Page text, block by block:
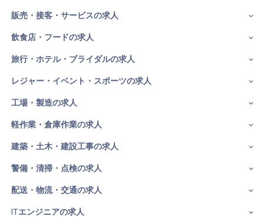
販売・接客・サービスの求人
飲食店・フードの求人
旅行・ホテル・ブライダルの求人
レジャー・イベント・スポーツの求人
工場・製造の求人
軽作業・倉庫作業の求人
建築・土木・建設工事の求人
警備・清掃・点検の求人
配送・物流・交通の求人
ITエンジニアの求人